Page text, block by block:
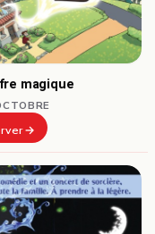
magique